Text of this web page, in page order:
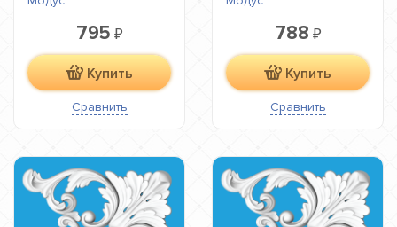
795 ₽
Купить
Сравнить
788 ₽
Купить
Сравнить